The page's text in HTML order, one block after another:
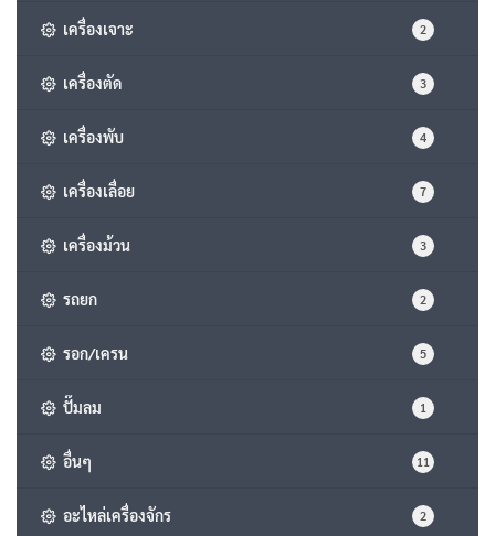
เครื่องเจาะ 2
เครื่องตัด 3
เครื่องพับ 4
เครื่องเลื่อย 7
เครื่องม้วน 3
รถยก 2
รอก/เครน 5
ปั๊มลม 1
อื่นๆ 11
อะไหล่เครื่องจักร 2